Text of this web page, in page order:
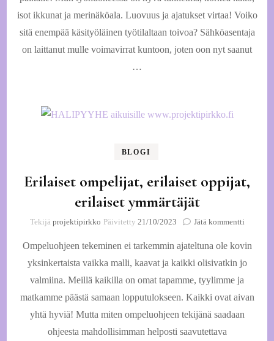
isot ikkunat ja merinäköala. Luovuus ja ajatukset virtaa! Voiko
sitä enempää käsityöläinen työtilaltaan toivoa? Sähköasentaja
on laittanut mulle voimavirrat kuntoon, joten oon nyt saanut
…
BLOGI
Erilaiset ompelijat, erilaiset oppijat,
erilaiset ymmärtäjät
Tekijä projektipirkko Päivitetty 21/10/2023 Jätä kommentti
erilaiset
Ompeluohjeen tekeminen ei tarkemmin ajateltuna ole kovin
yksinkertaista vaikka malli, kaavat ja kaikki olisivatkin jo
valmiina. Meillä kaikilla on omat tapamme, tyylimme ja
matkamme päästä samaan lopputulokseen. Kaikki ovat aivan
yhtä hyviä! Mutta miten ompeluohjeen tekijänä saadaan
ohjeesta mahdollisimman helposti saavutettava